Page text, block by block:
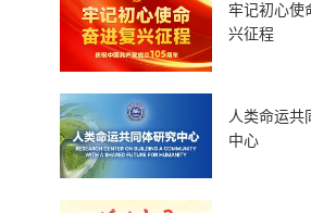
牢记初心使
兴征程
人类命运共
中心